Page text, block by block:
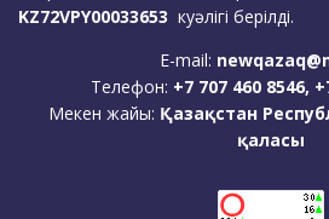
KZ72VPY00033653 куәлігі берілді.
E-mail:
Телефон: +7 707 460 8546,
Мекен жайы: Қазақстан
қаласы